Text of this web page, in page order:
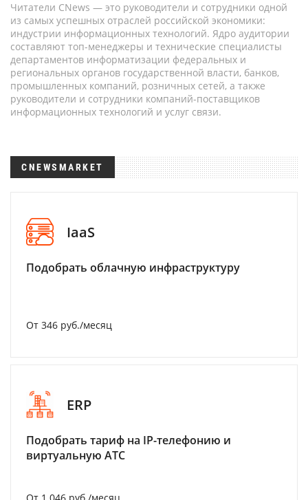
Читатели CNews — это руководители и сотрудники одной
из самых успешных отраслей российской экономики:
индустрии информационных технологий. Ядро аудитории
составляют топ-менеджеры и технические специалисты
департаментов информатизации федеральных и
региональных органов государственной власти, банков,
промышленных компаний, розничных сетей, а также
руководители и сотрудники компаний-поставщиков
информационных технологий и услуг связи.
CNEWSMARKET
IaaS
Подобрать облачную инфраструктуру
От 346 руб./месяц
ERP
Подобрать тариф на IP-телефонию и
виртуальную АТС